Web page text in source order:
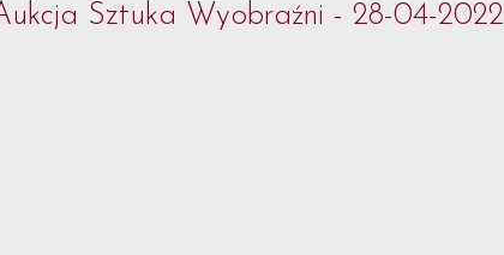
Sztuka Wyobraźni - 28-04-2022